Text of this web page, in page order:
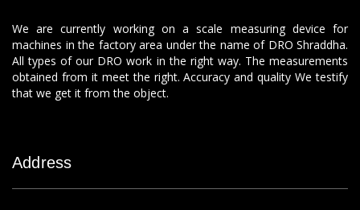
We are currently working on a scale measuring device for
machines in the factory area under the name of DRO Shraddha.
All types of our DRO work in the right way. The measurements
obtained from it meet the right. Accuracy and quality We testify
that we get it from the object.
Address